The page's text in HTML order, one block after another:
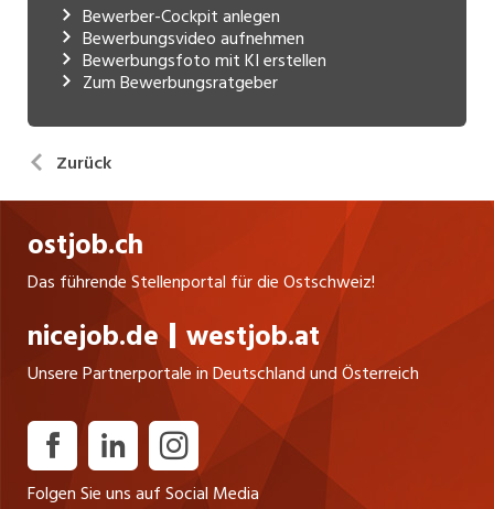
Bewerber-Cockpit anlegen
Bewerbungsvideo aufnehmen
Bewerbungsfoto mit KI erstellen
Zum Bewerbungsratgeber
Zurück
ostjob.ch
Das führende Stellenportal für die Ostschweiz!
nicejob.de westjob.at
Unsere Partnerportale in Deutschland und Österreich
Folgen Sie uns auf Social Media